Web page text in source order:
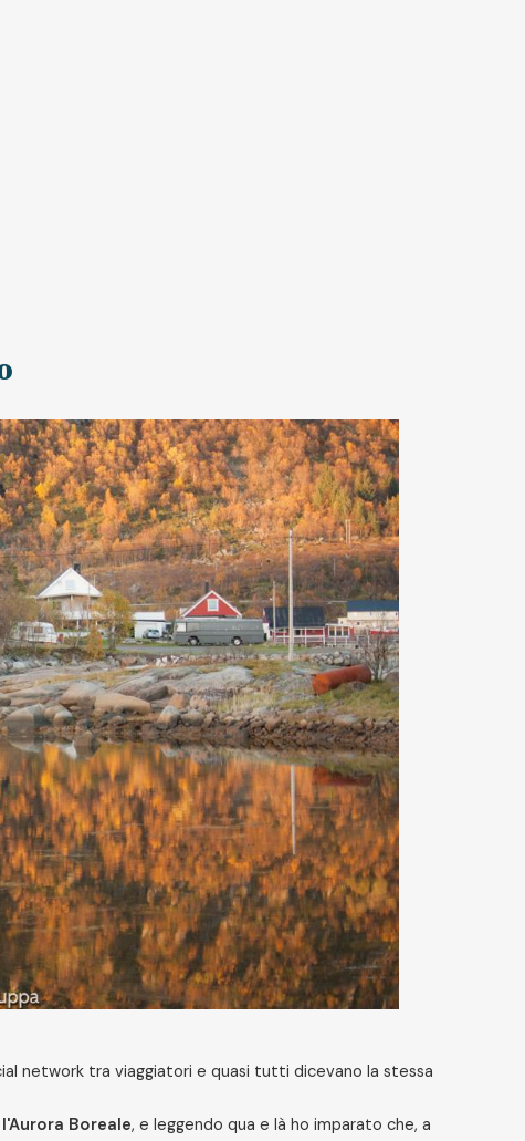
network tra viaggiatori e quasi tutti dicevano la stessa
l'Aurora Boreale, e leggendo qua e là ho imparato che, a